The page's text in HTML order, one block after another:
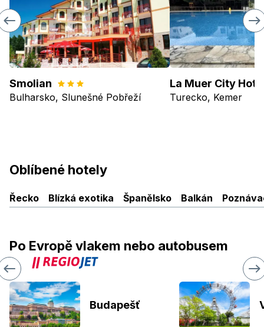
Smolian
Bulharsko, Slunešné Pobřeží Turecko, Kemer
Oblíbené hotely
Řecko Blízká exotika Španělsko Balkán
Po Evropě vlakem nebo autobusem
Budapešť